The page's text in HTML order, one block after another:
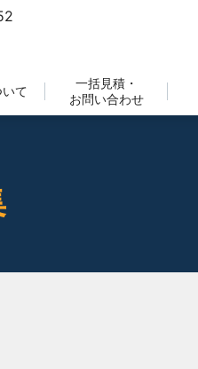
て
一括見積・
お問い合わせ